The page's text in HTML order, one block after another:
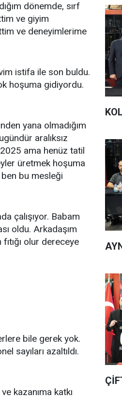
dönemde, sırf
ve giyim
ve deneyimlerime
istifa ile son buldu.
hoşuma gidiyordu.
yana olmadığım
aralıksız
2025 ama henüz tatil
üretmek hoşuma
bu mesleği
çalışıyor. Babam
oldu. Arkadaşım
olur dereceye
bile gerek yok.
sayıları azaltıldı.
kazanıma katkı